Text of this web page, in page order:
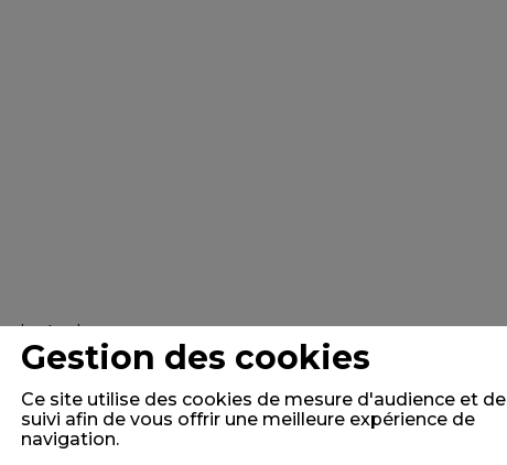
Gestion des cookies
Ce site utilise des cookies de mesure d'audience et de
suivi afin de vous offrir une meilleure expérience de
navigation.